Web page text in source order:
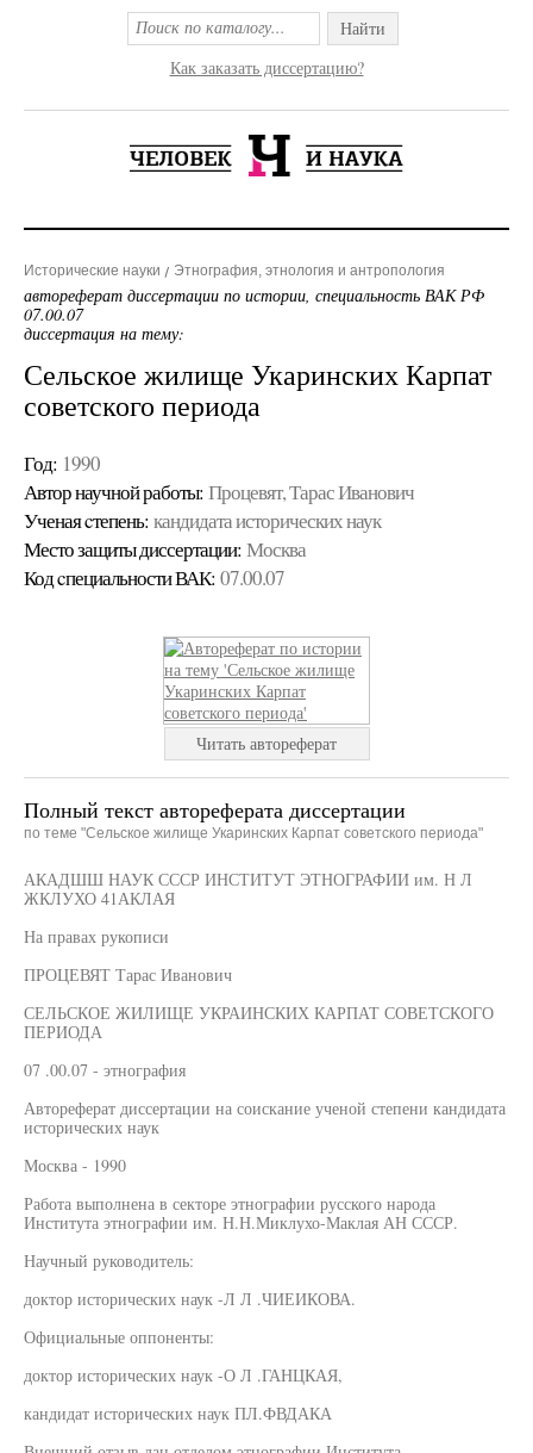
Найти
Как заказать диссертацию?
Исторические науки Этнография, этнология и антропология
автореферат диссертации по истории, специальность ВАК РФ
07.00.07
диссертация на тему:
Сельское жилище Укаринских Карпат
советского периода
Год: 1990
Автор научной работы: Процевят, Тарас Иванович
Ученая cтепень: кандидата исторических наук
Место защиты диссертации: Москва
Код cпециальности ВАК: 07.00.07
Читать автореферат
Полный текст автореферата диссертации
по теме "Сельское жилище Укаринских Карпат советского периода"
АКАДШШ НАУК СССР ИНСТИТУТ ЭТНОГРАФИИ им. Н Л
ЖКЛУХО 41АКЛАЯ
На правах рукописи
ПРОЦЕВЯТ Тарас Иванович
СЕЛЬСКОЕ ЖИЛИЩЕ УКРАИНСКИХ КАРПАТ СОВЕТСКОГО
ПЕРИОДА
07 .00.07 - этнография
Автореферат диссертации на соискание ученой степени кандидата
исторических наук
Москва - 1990
Работа выполнена в секторе этнографии русского народа
Института этнографии им. Н.Н.Миклухо-Маклая АН СССР.
Научный руководитель:
доктор исторических наук -Л Л .ЧИЕИКОВА.
Официальные оппоненты:
доктор исторических наук -О Л .ГАНЦКАЯ,
кандидат исторических наук ПЛ.ФВДАКА